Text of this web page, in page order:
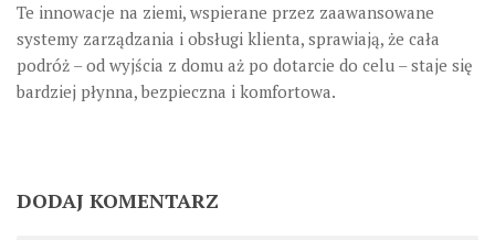
Te innowacje na ziemi, wspierane przez zaawansowane
systemy zarządzania i obsługi klienta, sprawiają, że cała
podróż – od wyjścia z domu aż po dotarcie do celu – staje się
bardziej płynna, bezpieczna i komfortowa.
DODAJ KOMENTARZ